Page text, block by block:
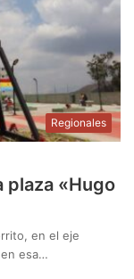
Regionales
plaza «Hugo
en el eje
esa…